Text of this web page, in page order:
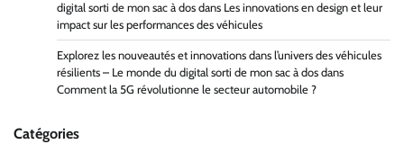
digital sorti de mon sac à dos dans Les innovations en design et leur
impact sur les performances des véhicules
Explorez les nouveautés et innovations dans l’univers des véhicules
résilients – Le monde du digital sorti de mon sac à dos dans
Comment la 5G révolutionne le secteur automobile ?
Catégories